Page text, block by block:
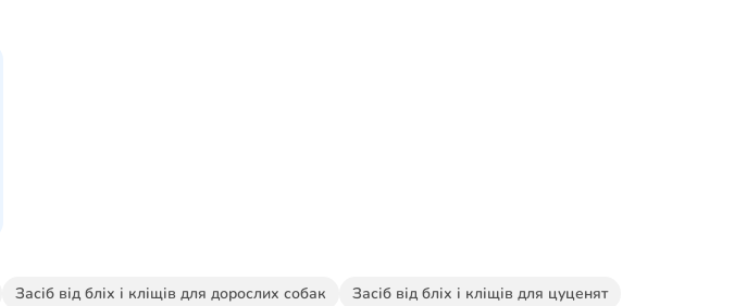
Засіб від бліх і кліщів для дорослих собак
Засіб від бліх і кліщів для цуценят